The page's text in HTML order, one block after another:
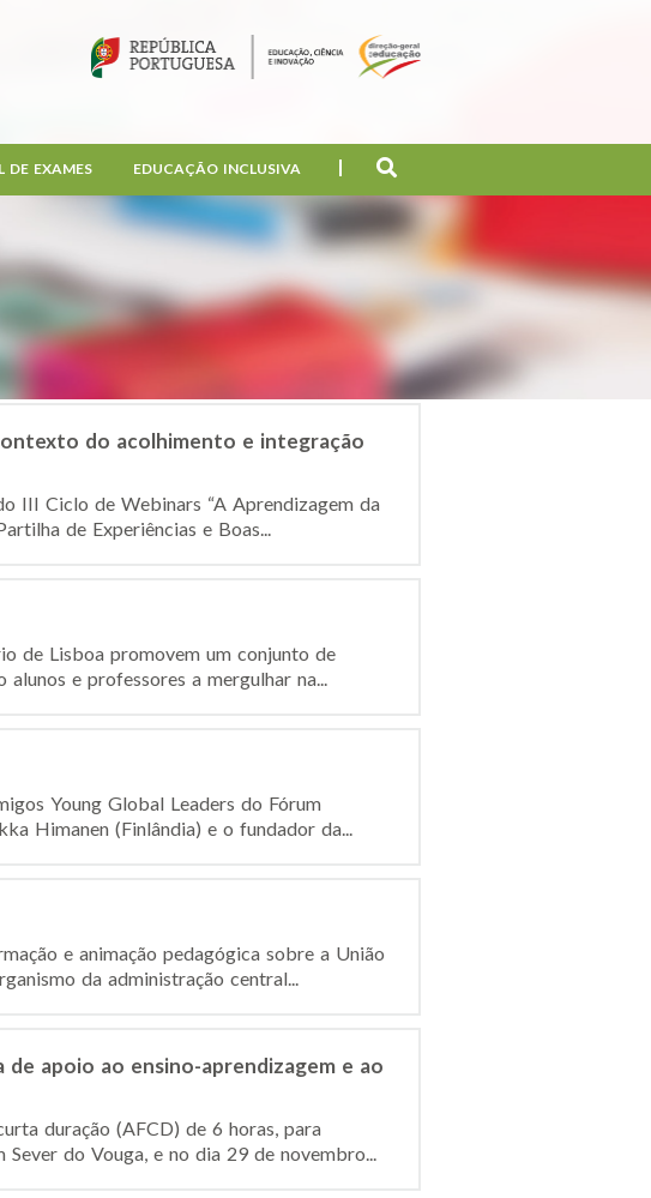
DE EXAMES EDUCAÇÃO INCLUSIVA
do acolhimento e integração
III Ciclo de Webinars “A Aprendizagem da
de Experiências e Boas...
de Lisboa promovem um conjunto de
e professores a mergulhar na...
Young Global Leaders do Fórum
Himanen (Finlândia) e o fundador da...
e animação pedagógica sobre a União
da administração central...
apoio ao ensino-aprendizagem e ao
duração (AFCD) de 6 horas, para
do Vouga, e no dia 29 de novembro...